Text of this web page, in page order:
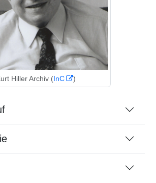
Hiller Archiv (InC )